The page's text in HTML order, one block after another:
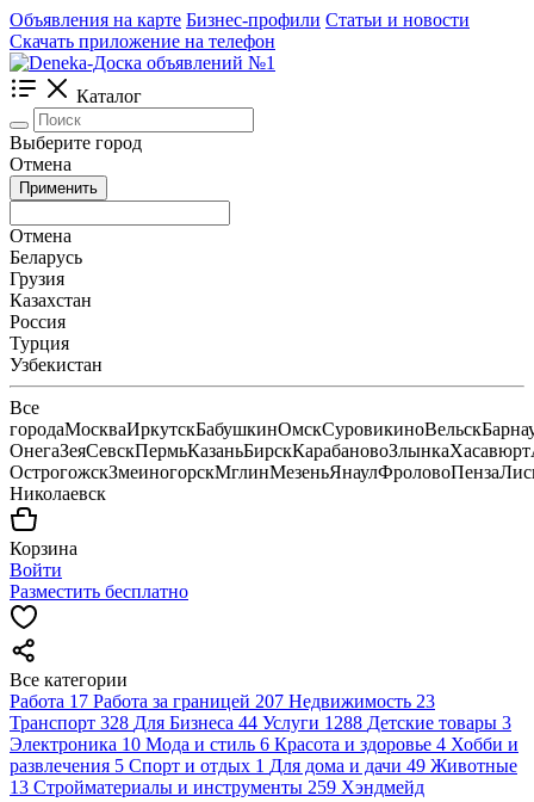
Объявления на карте Бизнес-профили Статьи и новости
Скачать приложение на телефон
Каталог
Выберите город
Отмена
Применить
Отмена
Беларусь
Грузия
Казахстан
Россия
Турция
Узбекистан
Все
городаМоскваИркутскБабушкинОмскСуровикиноВельск
ОнегаЗеяСевскПермьКазаньБирскКарабановоЗлынкаХасавюрт
ОстрогожскЗмеиногорскМглинМезеньЯнаулФроловоПенза
Николаевск
Корзина
Войти
Разместить бесплатно
Все категории
Работа 17 Работа за границей 207 Недвижимость 23
Транспорт 328 Для Бизнеса 44 Услуги 1288 Детские товары 3
Электроника 10 Мода и стиль 6 Красота и здоровье 4 Хобби и
развлечения 5 Спорт и отдых 1 Для дома и дачи 49 Животные
13 Стройматериалы и инструменты 259 Хэндмейд